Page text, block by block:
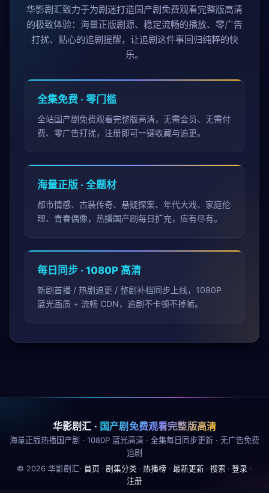
华影剧汇致力于为剧迷打造国产剧免费观看完整版高清
的极致体验：海量正版剧源、稳定流畅的播放、零广告
打扰、贴心的追剧提醒，让追剧这件事回归纯粹的快
乐。
全集免费 · 零门槛
全站国产剧免费观看完整版高清，无需会员、无需付
费、零广告打扰，注册即可一键收藏与追更。
海量正版 · 全题材
都市情感、古装传奇、悬疑探案、年代大戏、家庭伦
理、青春偶像，热播国产剧每日扩充，应有尽有。
每日同步 · 1080P 高清
新剧首播 / 热剧追更 / 整剧补档同步上线，1080P
蓝光画质 + 流畅 CDN，追剧不卡顿不掉帧。
华影剧汇 · 国产剧免费观看完整版高清
海量正版热播国产剧 · 1080P 蓝光高清 · 全集每日同步更新 · 无广告免费
追剧
© 2026 华影剧汇· 首页 · 剧集分类 · 热播榜 · 最新更新 · 搜索 · 登录 ·
注册